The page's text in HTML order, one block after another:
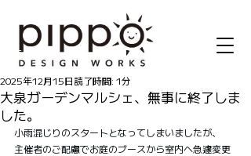
記事
大泉ガーデンマルシェ、無事に終了しま
した。
2025年12月15日読了時間: 1分
小雨混じりのスタートとなってしまいましたが、
主催者のご配慮でお庭のブースから室内へ急遽変更